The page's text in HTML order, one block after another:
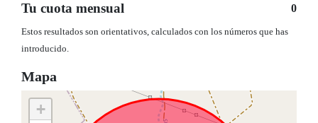
Tu cuota mensual 0
Estos resultados son orientativos, calculados con los números que has
introducido.
Mapa
+